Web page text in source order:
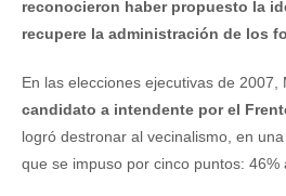
reconocieron haber propuesto la
recupere la administración de los
En las elecciones ejecutivas de 2007,
candidato a intendente por el
logró destronar al vecinalismo, en
que se impuso por cinco puntos: 46%